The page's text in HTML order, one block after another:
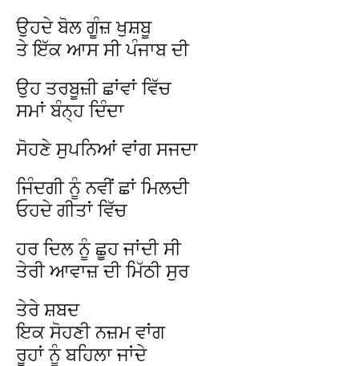
ਉਹਦੇ ਬੋਲ ਗੂੰਜ਼ ਖੁਸ਼ਬੂ
ਤੇ ਇੱਕ ਆਸ ਸੀ ਪੰਜਾਬ ਦੀ
ਉਹ ਤਰਬੂਜ਼ੀ ਛਾਂਵਾਂ ਵਿੱਚ
ਸਮਾਂ ਬੰਨ੍ਹ ਦਿੰਦਾ
ਸੋਹਣੇ ਸੁਪਨਿਆਂ ਵਾਂਗ ਸਜਦਾ
ਜਿੰਦਗੀ ਨੂੰ ਨਵੀਂ ਛਾਂ ਮਿਲਦੀ
ਓਹਦੇ ਗੀਤਾਂ ਵਿੱਚ
ਹਰ ਦਿਲ ਨੂੰ ਛੂਹ ਜਾਂਦੀ ਸੀ
ਤੇਰੀ ਆਵਾਜ਼ ਦੀ ਮਿੱਠੀ ਸੁਰ
ਤੇਰੇ ਸ਼ਬਦ
ਇਕ ਸੋਹਣੀ ਨਜ਼ਮ ਵਾਂਗ
ਰੂਹਾਂ ਨੂੰ ਬਹਿਲਾ ਜਾਂਦੇ